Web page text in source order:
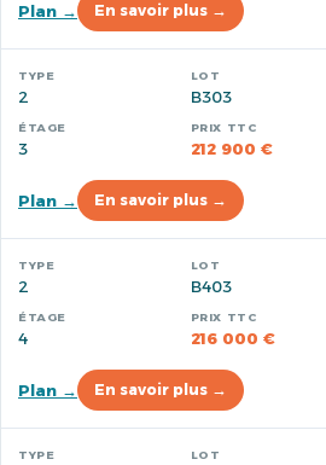
Plan → En savoir plus →
2 B303
3 212 900 €
Plan → En savoir plus →
2 B403
4 216 000 €
Plan → En savoir plus →